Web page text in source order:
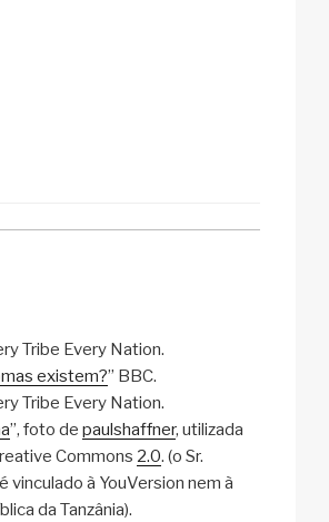
Tribe Every Nation.
existem?” BBC.
Tribe Every Nation.
”, foto de paulshaffner, utilizada
Commons 2.0. (o Sr.
vinculado à YouVersion nem à
da Tanzânia).